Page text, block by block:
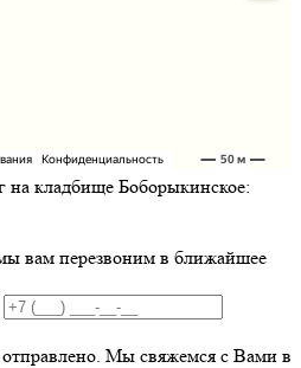
на кладбище Боборыкинское:
вам перезвоним в ближайшее
Мы свяжемся с Вами в